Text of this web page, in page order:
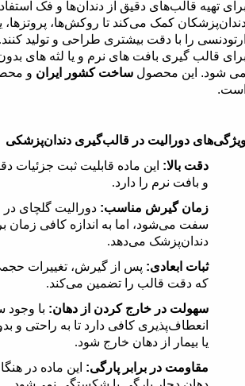
تهیه قالب‌های دقیق از دندان‌ها و فک
کمک می‌کند تا روکش‌ها، پروتزها،
را با دقت بیشتری طراحی و تولید کنند.
قالب گیری بافت های نرم و یا لثه های
شود. این محصولساخت کشور ایران و
دورالیت در قالب‌گیری دندان‌پزشکی
دقت بالا: این ماده قابلیت ثبت جزئیات
و بافت نرم را دارد.
زمان گیرش مناسب: دورالیت گلچای
سفت می‌شود، اما به اندازه کافی زمان
دندان‌پزشک می‌دهد.
ثبات ابعادی: پس از گیرش، تغییرات
که دقت قالب را تضمین می‌کند.
سهولت در خارج کردن از دهان: با
انعطاف‌پذیری کافی دارد تا به راحتی و
یا بیمار از دهان خارج شود.
مقاومت در برابر پارگی: این ماده در